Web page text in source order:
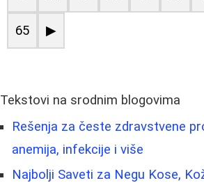
65 ▶
Tekstovi na srodnim blogovima
Rešenja za česte zdravstvene
anemija, infekcije i više
Najbolji Saveti za Negu Kose,